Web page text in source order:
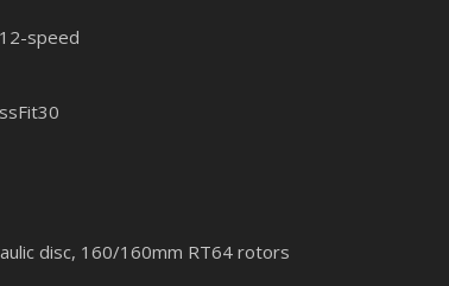
speed
disc, 160/160mm RT64 rotors